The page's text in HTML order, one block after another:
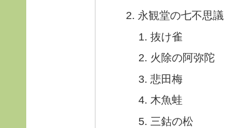
永観堂の七不思議
抜け雀
火除の阿弥陀
悲田梅
木魚蛙
三鈷の松